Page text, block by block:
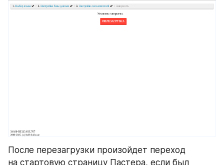
После перезагрузки произойдет переход
на стартовую страницу Пастера, если был